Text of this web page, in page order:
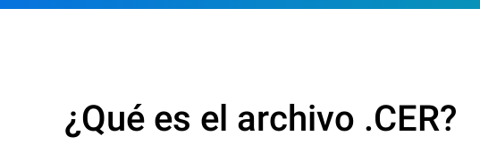
¿Qué es el archivo .CER?